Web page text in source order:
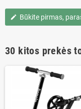
edit Būkite pirmas,
30 kitos prekės